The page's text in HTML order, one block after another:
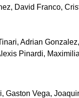
David Franco,
Adrian
Pinardi,
Gaston Vega,